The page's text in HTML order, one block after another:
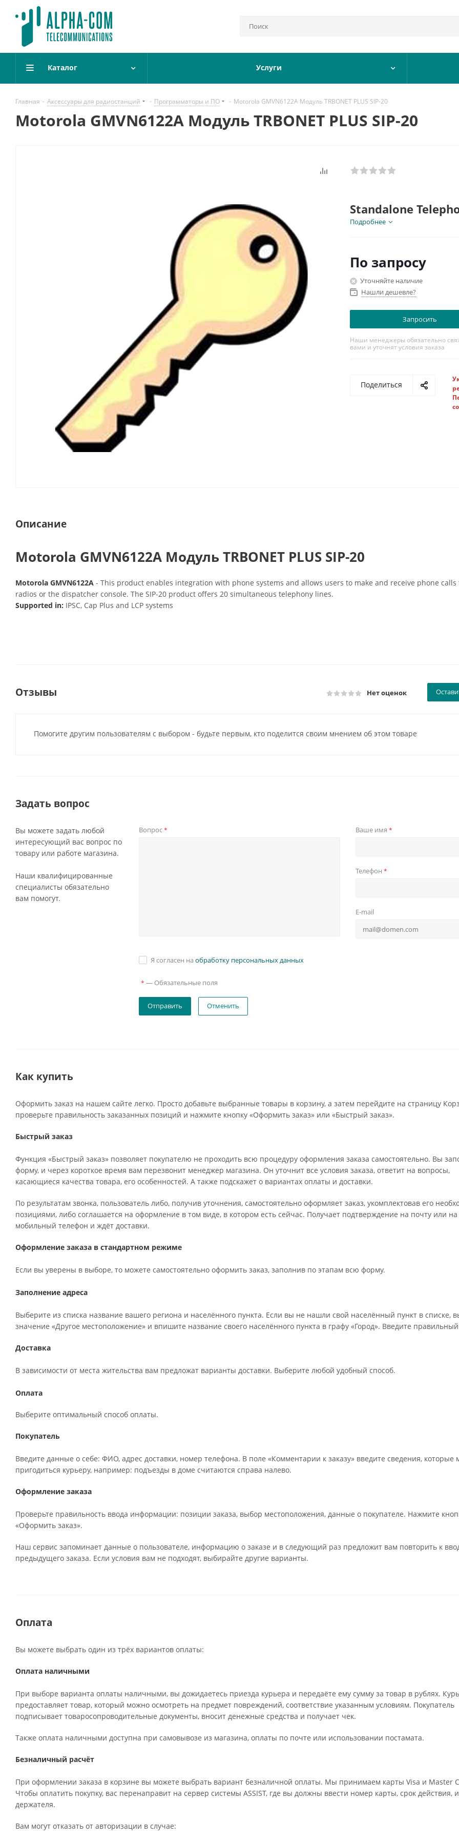
Каталог Услуги
Главная - Аксессуары для радиостанций - Программаторы и ПО - Motorola GMVN6122A Модуль TRBONET PLUS SIP-20
Motorola GMVN6122A Модуль TRBONET PLUS SIP-20
Standalone
PLUS SIP-20
Подробнее
По запросу
Уточняйте наличие
Нашли дешевле?
Запросить
Наши менеджеры обязательно
вами и уточнят условия заказа
Поделиться
Описание
Motorola GMVN6122A Модуль TRBONET PLUS SIP-20
Motorola GMVN6122A - This product enables integration with phone systems and allows users to make and receive phone calls
radios or the dispatcher console. The SIP-20 product offers 20 simultaneous telephony lines.
Supported in: IPSC, Cap Plus and LCP systems
Отзывы Нет оценок
Помогите другим пользователям с выбором - будьте первым, кто поделится своим мнением об этом товаре
Задать вопрос
Вы можете задать любой
интересующий вас вопрос по
товару или работе магазина.
Наши квалифицированные
специалисты обязательно
вам помогут.
Вопрос* Ваше имя *
Телефон *
E-mail
Я согласен наобработку персональных данных
* — Обязательные поля
Отменить
Как купить
Оформить заказ на нашем сайте легко. Просто добавьте выбранные товары в корзину, а затем перейдите на страницу
проверьте правильность заказанных позиций и нажмите кнопку «Оформить заказ» или «Быстрый заказ».
Быстрый заказ
Функция «Быстрый заказ» позволяет покупателю не проходить всю процедуру оформления заказа самостоятельно. Вы
форму, и через короткое время вам перезвонит менеджер магазина. Он уточнит все условия заказа, ответит на вопросы,
касающиеся качества товара, его особенностей. А также подскажет о вариантах оплаты и доставки.
По результатам звонка, пользователь либо, получив уточнения, самостоятельно оформляет заказ, укомплектовав его
позициями, либо соглашается на оформление в том виде, в котором есть сейчас. Получает подтверждение на почту или на
мобильный телефон и ждёт доставки.
Оформление заказа в стандартном режиме
Если вы уверены в выборе, то можете самостоятельно оформить заказ, заполнив по этапам всю форму.
Заполнение адреса
Выберите из списка название вашего региона и населённого пункта. Если вы не нашли свой населённый пункт в списке,
значение «Другое местоположение» и впишите название своего населённого пункта в графу «Город». Введите
Доставка
В зависимости от места жительства вам предложат варианты доставки. Выберите любой удобный способ.
Оплата
Выберите оптимальный способ оплаты.
Покупатель
Введите данные о себе: ФИО, адрес доставки, номер телефона. В поле «Комментарии к заказу» введите сведения, которые
пригодиться курьеру, например: подъезды в доме считаются справа налево.
Оформление заказа
Проверьте правильность ввода информации: позиции заказа, выбор местоположения, данные о покупателе. Нажмите
«Оформить заказ».
Наш сервис запоминает данные о пользователе, информацию о заказе и в следующий раз предложит вам повторить к
предыдущего заказа. Если условия вам не подходят, выбирайте другие варианты.
Оплата
Вы можете выбрать один из трёх вариантов оплаты:
Оплата наличными
При выборе варианта оплаты наличными, вы дожидаетесь приезда курьера и передаёте ему сумму за товар в рублях.
предоставляет товар, который можно осмотреть на предмет повреждений, соответствие указанным условиям. Покупатель
подписывает товаросопроводительные документы, вносит денежные средства и получает чек.
Также оплата наличными доступна при самовывозе из магазина, оплаты по почте или использовании постамата.
Безналичный расчёт
При оформлении заказа в корзине вы можете выбрать вариант безналичной оплаты. Мы принимаем карты Visa и Master
Чтобы оплатить покупку, вас перенаправит на сервер системы ASSIST, где вы должны ввести номер карты, срок действия,
держателя.
Вам могут отказать от авторизации в случае: